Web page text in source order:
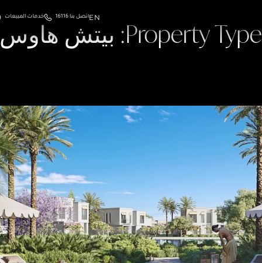
ENاتصل بنا 16116
خدمات المبيعات
Property Type: بيتش هاوس